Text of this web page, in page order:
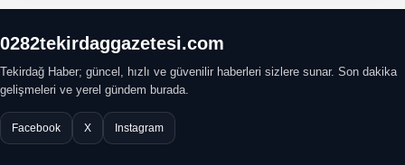
0282tekirdaggazetesi.com
Tekirdağ Haber; güncel, hızlı ve güvenilir haberleri sizlere sunar. Son dakika
gelişmeleri ve yerel gündem burada.
Facebook X Instagram